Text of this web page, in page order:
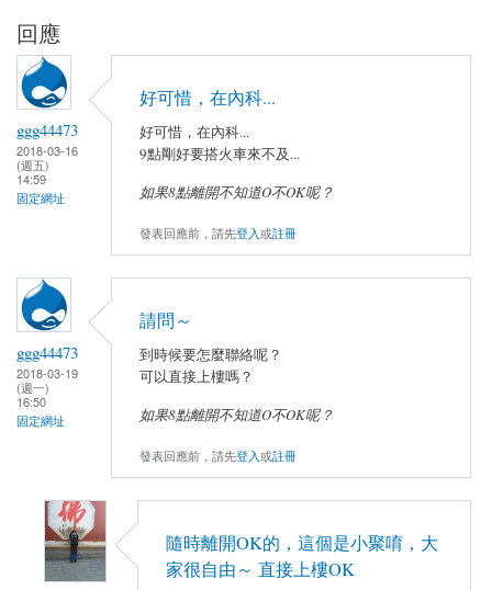
回應
ggg44473
2018-03-16
(週五)
14:59
固定網址
好可惜，在內科...
好可惜，在內科...
9點剛好要搭火車來不及...
如果8點離開不知道O不OK呢？
發表回應前，請先登入或註冊
ggg44473
2018-03-19
(週一)
16:50
固定網址
請問～
到時候要怎麼聯絡呢？
可以直接上樓嗎？
如果8點離開不知道O不OK呢？
發表回應前，請先登入或註冊
隨時離開OK的，這個是小聚唷，大
家很自由～ 直接上樓OK